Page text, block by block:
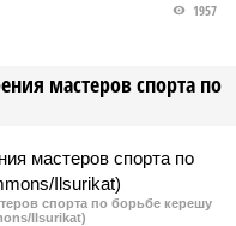
мастеров спорта по
1957
спорта по борьбе керешу
Ilsurikat)